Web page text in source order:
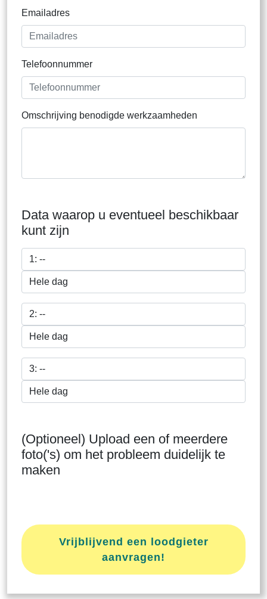
Emailadres
Telefoonnummer
Omschrijving benodigde werkzaamheden
Data waarop u eventueel beschikbaar
kunt zijn
(Optioneel) Upload een of meerdere
foto('s) om het probleem duidelijk te
maken
Vrijblijvend een loodgieter
aanvragen!